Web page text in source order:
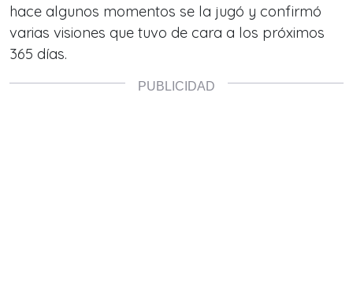
hace algunos momentos se la jugó y confirmó
varias visiones que tuvo de cara a los próximos
365 días.